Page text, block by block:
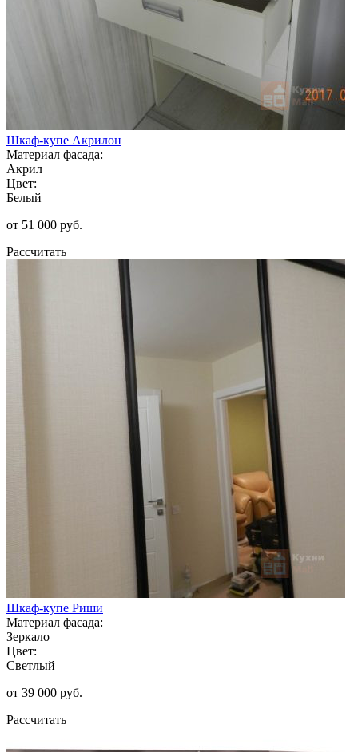
Шкаф-купе Акрилон
Материал фасада:
Акрил
Цвет:
Белый
от 51 000 руб.
Рассчитать
Шкаф-купе Риши
Материал фасада:
Зеркало
Цвет:
Светлый
от 39 000 руб.
Рассчитать